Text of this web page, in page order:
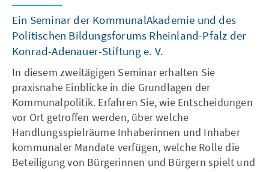
Ein Seminar der KommunalAkademie und des
Politischen Bildungsforums Rheinland-Pfalz der
Konrad-Adenauer-Stiftung e. V.
In diesem zweitägigen Seminar erhalten Sie
praxisnahe Einblicke in die Grundlagen der
Kommunalpolitik. Erfahren Sie, wie Entscheidungen
vor Ort getroffen werden, über welche
Handlungsspielräume Inhaberinnen und Inhaber
kommunaler Mandate verfügen, welche Rolle die
Beteiligung von Bürgerinnen und Bürgern spielt und